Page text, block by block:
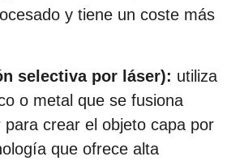
y tiene un coste más
selectiva por láser): utiliza
o metal que se fusiona
para crear el objeto capa por
que ofrece alta